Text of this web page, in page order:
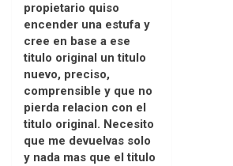
propietario quiso
encender una estufa y
cree en base a ese
titulo original un titulo
nuevo, preciso,
comprensible y que no
pierda relacion con el
titulo original. Necesito
que me devuelvas solo
y nada mas que el titulo